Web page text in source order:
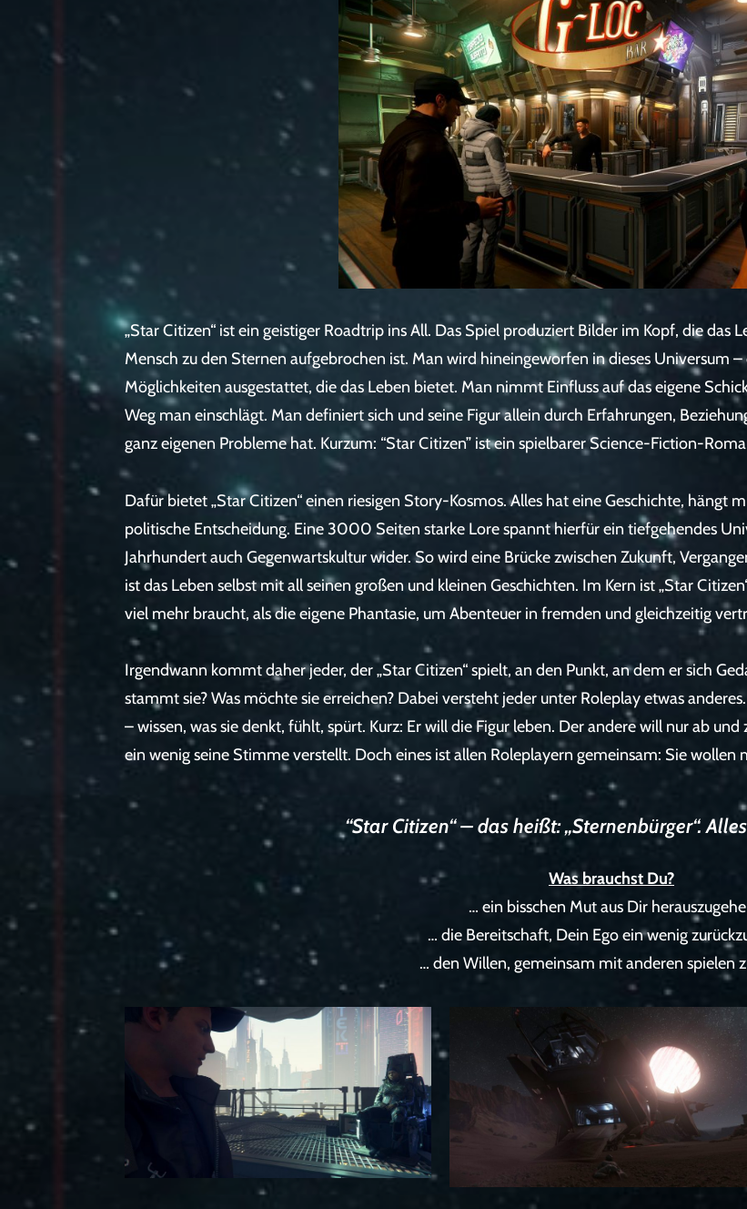
„Star Citizen“ ist ein geistiger Roadtrip ins All. Das Spiel produziert Bilder im Kopf, die das
Mensch zu den Sternen aufgebrochen ist. Man wird hineingeworfen in dieses Universum
Möglichkeiten ausgestattet, die das Leben bietet. Man nimmt Einfluss auf das eigene
Weg man einschlägt. Man definiert sich und seine Figur allein durch Erfahrungen,
ganz eigenen Probleme hat. Kurzum: “Star Citizen” ist ein spielbarer Science-Fiction-
Dafür bietet „Star Citizen“ einen riesigen Story-Kosmos. Alles hat eine Geschichte, hängt
politische Entscheidung. Eine 3000 Seiten starke Lore spannt hierfür ein tiefgehendes
Jahrhundert auch Gegenwartskultur wider. So wird eine Brücke zwischen Zukunft,
ist das Leben selbst mit all seinen großen und kleinen Geschichten. Im Kern ist „Star
viel mehr braucht, als die eigene Phantasie, um Abenteuer in fremden und gleichzeitig
Irgendwann kommt daher jeder, der „Star Citizen“ spielt, an den Punkt, an dem er sich
stammt sie? Was möchte sie erreichen? Dabei versteht jeder unter Roleplay etwas
– wissen, was sie denkt, fühlt, spürt. Kurz: Er will die Figur leben. Der andere will nur ab
ein wenig seine Stimme verstellt. Doch eines ist allen Roleplayern gemeinsam: Sie wollen
“Star Citizen“ – das heißt: „Sternenbürger“.
Was brauchst Du?
… ein bisschen Mut aus Dir
… die Bereitschaft, Dein Ego ein wenig
… den Willen, gemeinsam mit anderen spielen